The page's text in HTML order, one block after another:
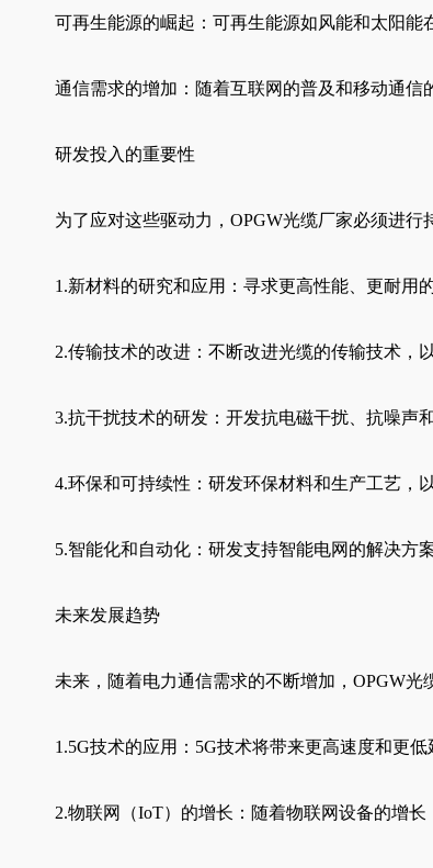
可再生能源的崛起：可再生能源如风能和太阳
通信需求的增加：随着互联网的普及和移动通
研发投入的重要性
为了应对这些驱动力，OPGW光缆厂家必须进行
1.新材料的研究和应用：寻求更高性能、更耐用
2.传输技术的改进：不断改进光缆的传输技术，
3.抗干扰技术的研发：开发抗电磁干扰、抗噪声
4.环保和可持续性：研发环保材料和生产工艺，
5.智能化和自动化：研发支持智能电网的解决方
未来发展趋势
未来，随着电力通信需求的不断增加，OPGW
1.5G技术的应用：5G技术将带来更高速度和更
2.物联网（IoT）的增长：随着物联网设备的增